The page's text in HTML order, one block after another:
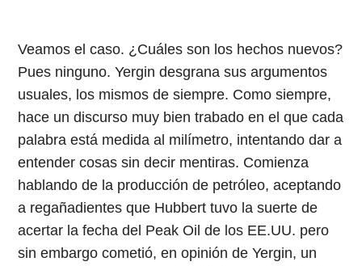
Veamos el caso. ¿Cuáles son los hechos nuevos?
Pues ninguno. Yergin desgrana sus argumentos
usuales, los mismos de siempre. Como siempre,
hace un discurso muy bien trabado en el que cada
palabra está medida al milímetro, intentando dar a
entender cosas sin decir mentiras. Comienza
hablando de la producción de petróleo, aceptando
a regañadientes que Hubbert tuvo la suerte de
acertar la fecha del Peak Oil de los EE.UU. pero
sin embargo cometió, en opinión de Yergin, un